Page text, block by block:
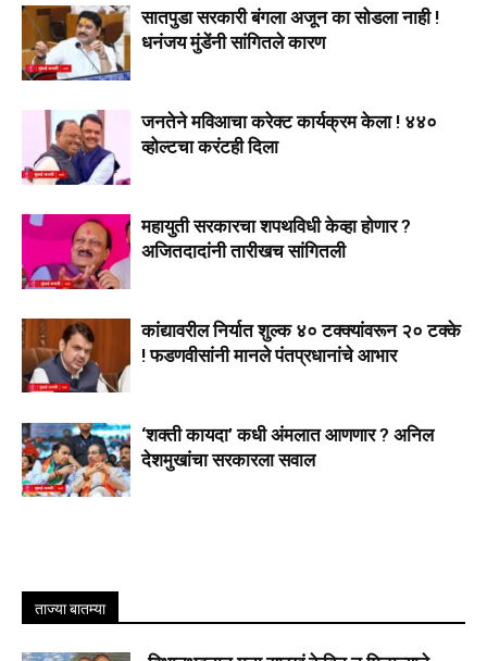
सातपुडा सरकारी बंगला अजून का सोडला नाही !
धनंजय मुंडेंनी सांगितले कारण
जनतेने मविआचा करेक्ट कार्यक्रम केला ! ४४०
व्होल्टचा करंटही दिला
महायुती सरकारचा शपथविधी केव्हा होणार ?
अजितदादांनी तारीखच सांगितली
कांद्यावरील निर्यात शुल्क ४० टक्क्यांवरून २० टक्के
! फडणवीसांनी मानले पंतप्रधानांचे आभार
‘शक्ती कायदा’ कधी अंमलात आणणार ? अनिल
देशमुखांचा सरकारला सवाल
ताज्या बातम्या